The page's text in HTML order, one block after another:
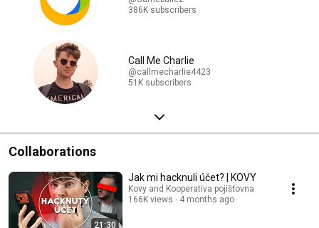
386K subscribers
Call Me Charlie
@callmecharlie4423
51K subscribers
Collaborations
21:30
Jak mi hacknuli účet? | KOVY
Kovy and Kooperativa pojišťovna
166K views
4 months ago